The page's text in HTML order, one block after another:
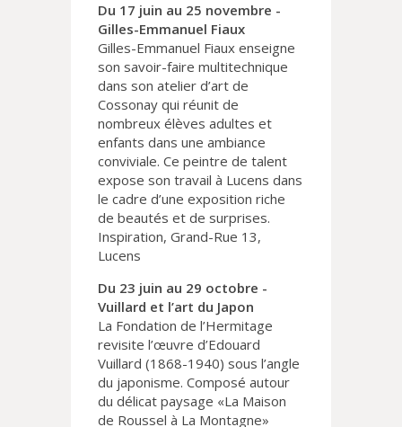
Du 17 juin au 25 novembre -
Gilles-Emmanuel Fiaux
Gilles-Emmanuel Fiaux enseigne
son savoir-faire multitechnique
dans son atelier d’art de
Cossonay qui réunit de
nombreux élèves adultes et
enfants dans une ambiance
conviviale. Ce peintre de talent
expose son travail à Lucens dans
le cadre d’une exposition riche
de beautés et de surprises.
Inspiration, Grand-Rue 13,
Lucens
Du 23 juin au 29 octobre -
Vuillard et l’art du Japon
La Fondation de l’Hermitage
revisite l’œuvre d’Edouard
Vuillard (1868-1940) sous l’angle
du japonisme. Composé autour
du délicat paysage «La Maison
de Roussel à La Montagne»